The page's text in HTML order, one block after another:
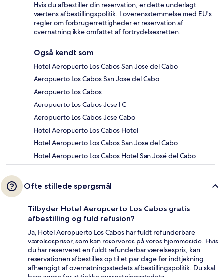
Hvis du afbestiller din reservation, er dette underlagt
værtens afbestillingspolitik. I overensstemmelse med EU's
regler om forbrugerrettigheder er reservation af
overnatning ikke omfattet af fortrydelsesretten.
Også kendt som
Hotel Aeropuerto Los Cabos San Jose del Cabo
Aeropuerto Los Cabos San Jose del Cabo
Aeropuerto Los Cabos
Aeropuerto Los Cabos Jose l C
Aeropuerto Los Cabos Jose Cabo
Hotel Aeropuerto Los Cabos Hotel
Hotel Aeropuerto Los Cabos San José del Cabo
Hotel Aeropuerto Los Cabos Hotel San José del Cabo
Ofte stillede spørgsmål
Tilbyder Hotel Aeropuerto Los Cabos gratis
afbestilling og fuld refusion?
Ja, Hotel Aeropuerto Los Cabos har fuldt refunderbare
værelsespriser, som kan reserveres på vores hjemmeside. Hvis
du har reserveret en fuldt refunderbar værelsespris, kan
reservationen afbestilles op til et par dage før indtjekning
afhængigt af overnatningsstedets afbestillingspolitik. Du skal